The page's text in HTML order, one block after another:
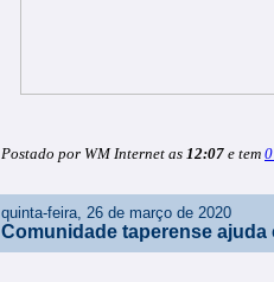
Postado por WM Internet as 12:07 e tem
quinta-feira, 26 de março de 2020
Comunidade taperense